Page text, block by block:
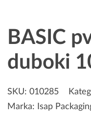
BASIC
duboki
SKU: 010285
Marka:
Isap